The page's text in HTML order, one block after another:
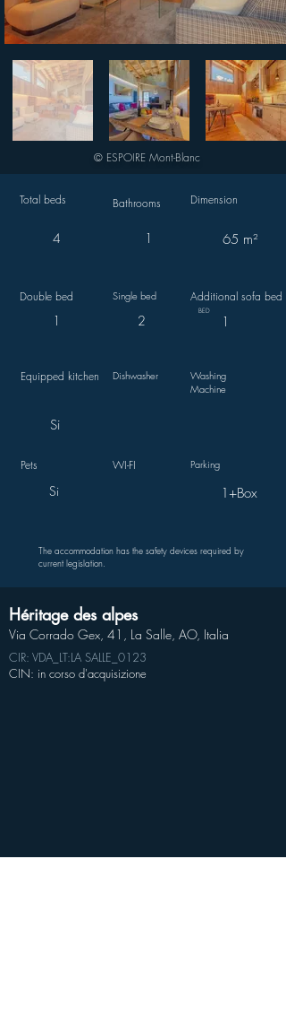
© ESPOIRE Mont-Blanc
Total beds
4
Bathrooms
1
Dimension
65 m²
Double bed Single bed Additional sofa bed
1 2
BED
1
Equipped kitchen Dishwasher
Washing
Machine
Si
Pets WI-FI
Si
Parking
1+Box
The accommodation has the safety devices required by
current legislation.
Héritage des alpes
Via Corrado Gex, 41, La Salle, AO, Italia
CIR: VDA_LT:LA SALLE_0123
CIN: in corso d'acquisizione